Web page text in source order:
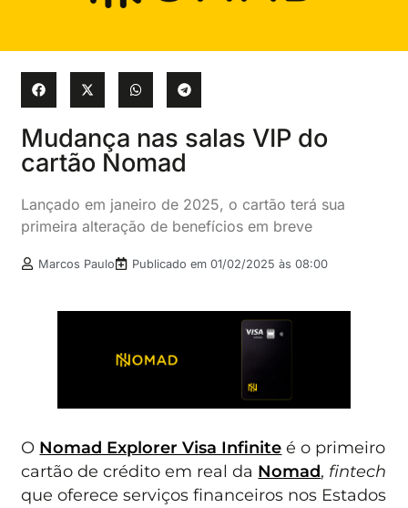
Mudança nas salas VIP do
cartão Nomad
Lançado em janeiro de 2025, o cartão terá sua
primeira alteração de benefícios em breve
Marcos Paulo Publicado em01/02/2025 às 08:00
O Nomad Explorer Visa Infinite é o primeiro
cartão de crédito em real da Nomad, fintech
que oferece serviços financeiros nos Estados